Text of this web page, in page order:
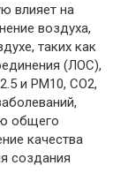
влияет на
воздуха,
таких как
(ЛОС),
и PM10, СО2,
общего
качества
создания